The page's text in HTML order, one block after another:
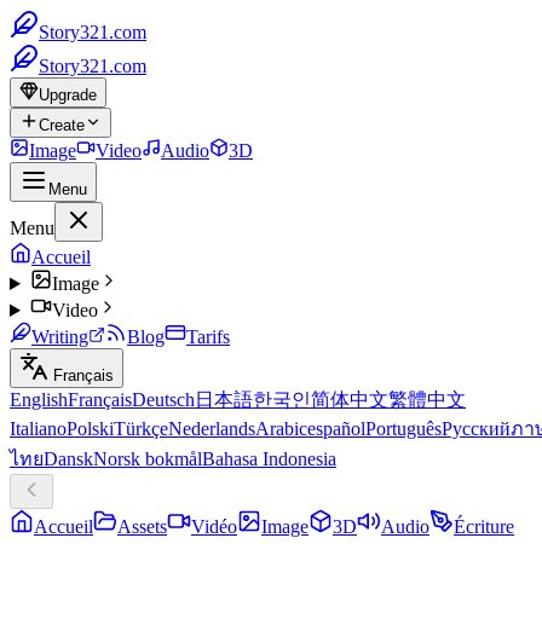
Story321.com
Story321.com
Upgrade
Create
Image Video Audio 3D
Menu
Menu
Accueil
Image
Video
Writing
Blog Tarifs
Français
EnglishFrançaisDeutsch 日本語한국인简体中文繁體中文
ItalianoPolskiTürkçeNederlandsArabicespañolPortuguêsРусскийภา
ไทยDanskNorsk bokmålBahasa Indonesia
Accueil Assets Vidéo Image 3D Audio Écriture